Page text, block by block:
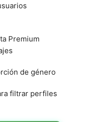
Premium
de género
filtrar perfiles